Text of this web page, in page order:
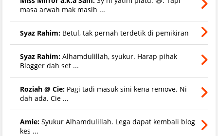
masa arwah mak masih ...
Syaz Rahim: Betul, tak pernah terdetik di pemikiran
Syaz Rahim: Alhamdulillah, syukur. Harap pihak
Blogger dah set ...
Roziah @ Cie: Pagi tadi masuk sini kena remove. Ni
dah ada. Cie ...
Amie: Syukur Alhamdulillah. Lega dapat kembali blog
kes ...